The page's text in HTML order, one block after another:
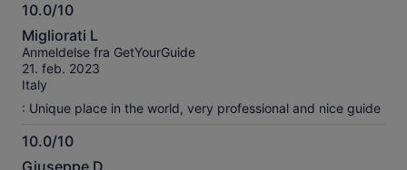
10.0/10
10.0
ud
af
10
Migliorati L
Anmeldelse fra GetYourGuide
21. feb. 2023
Italy
: Unique place in the world, very professional and nice guide
10.0/10
10.0